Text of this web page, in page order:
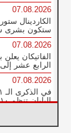
07.08.2026
الكاردينال
ستكون بشرى
07.08.2026
الفاتيكان يعلن
الرابع عشر
07.08.2026
اليابان تنظم ١٠ أيام للصلاة على نية السلام
الكنيسة في